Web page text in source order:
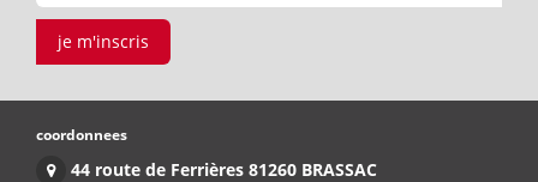
je m'inscris
coordonnees
44 route de Ferrières 81260 BRASSAC